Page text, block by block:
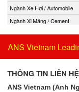
Ngành Xe Hơi / Automobile
Ngành Xi Măng / Cement
ANS Vietnam
THÔNG TIN LIÊN HỆ
ANS Vietnam (Anh